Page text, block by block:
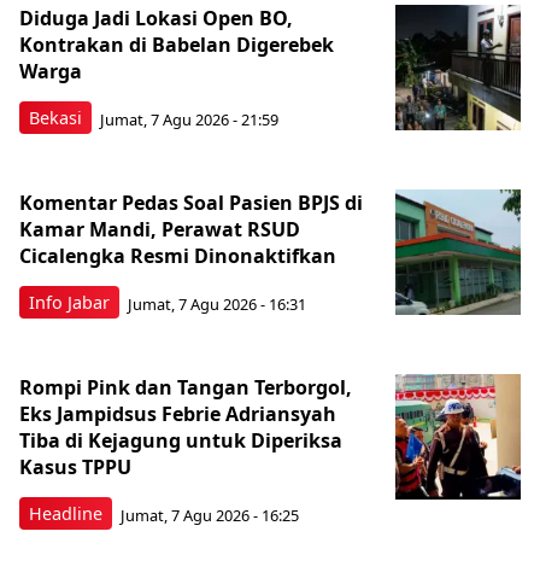
Bekasi
Diduga Jadi Lokasi Open BO,
Kontrakan di Babelan Digerebek
Warga
Jumat, 7 Agu 2026 - 21:59
Info Jabar
Komentar Pedas Soal Pasien BPJS di
Kamar Mandi, Perawat RSUD
Cicalengka Resmi Dinonaktifkan
Jumat, 7 Agu 2026 - 16:31
Headline
Rompi Pink dan Tangan Terborgol,
Eks Jampidsus Febrie Adriansyah
Tiba di Kejagung untuk Diperiksa
Kasus TPPU
Jumat, 7 Agu 2026 - 16:25